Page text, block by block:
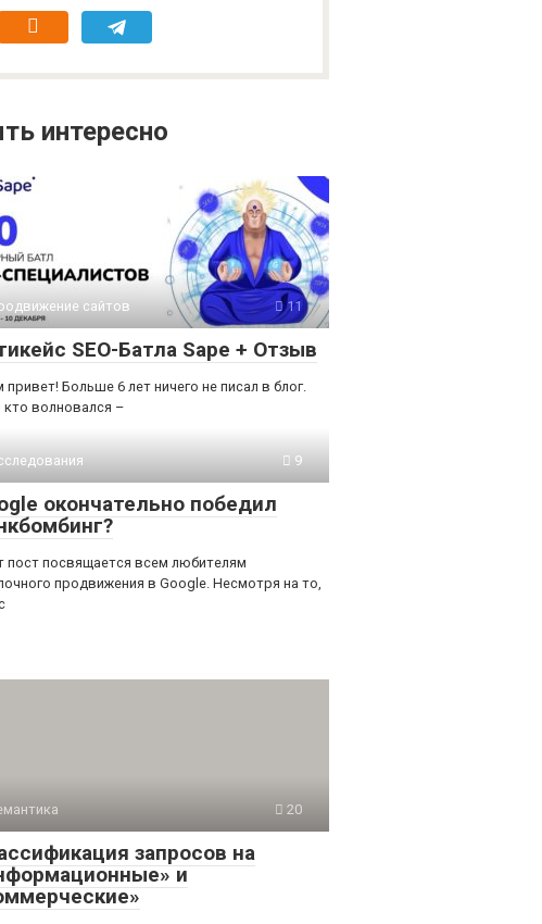
интересно
сайтов
11
SEO-Батла Sape + Отзыв
привет! Больше 6 лет ничего не писал в блог.
кто волновался –
9
окончательно победил
пост посвящается всем любителям
продвижения в Google. Несмотря на то,
20
запросов на
и